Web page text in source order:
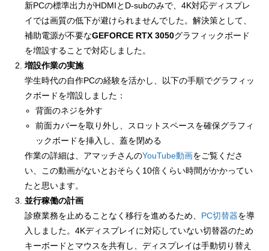
新PCの標準出力がHDMIとD-subのみで、4K対応ディスプレ
イでは画質の低下が避けられませんでした。解決策として、
補助電源が不要なGEFORCE RTX 3050グラフィックボード
を増設することで対応しました。
増設作業の実施
学生時代の自作PCの経験を活かし、以下の手順でグラフィッ
クボードを増設しました：
背面のネジを外す
前面カバーを取り外し、スロットスペースを確保グラフィ
ックボードを挿入し、蓋を閉める
作業の詳細は、アマッチさんのYouTube動画をご覧くださ
い、この動画がないとおそらく10倍くらい時間がかかってい
たと思います。
並行稼働の計画
診療業務を止めることなく移行を進めるため、 PC切替器を導
入しました。4Kディスプレイに対応していない切替器のため
キーボードとマウスを共有し、ディスプレイは手動切り替え